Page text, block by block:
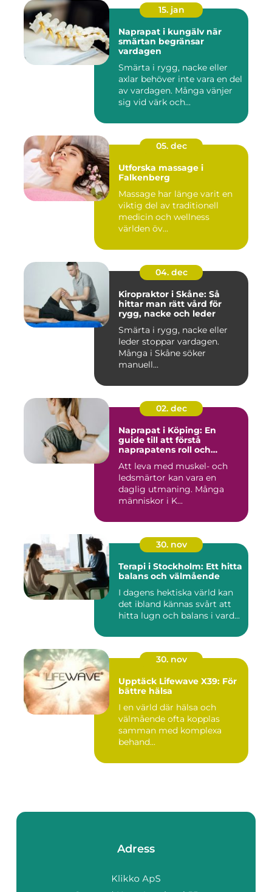
15. jan
Naprapat i kungälv när
smärtan begränsar
vardagen
Smärta i rygg, nacke eller
axlar behöver inte vara en del
av vardagen. Många vänjer
sig vid värk och...
05. dec
Utforska massage i
Falkenberg
Massage har länge varit en
viktig del av traditionell
medicin och wellness
världen öv...
04. dec
Kiropraktor i Skåne: Så
hittar man rätt vård för
rygg, nacke och leder
Smärta i rygg, nacke eller
leder stoppar vardagen.
Många i Skåne söker
manuell...
02. dec
Naprapat i Köping: En
guide till att förstå
naprapatens roll och
Att leva med muskel- och
ledsmärtor kan vara en
daglig utmaning. Många
människor i K...
30. nov
Terapi i Stockholm: Ett hitta
balans och välmående
I dagens hektiska värld kan
det ibland kännas svårt att
hitta lugn och balans i vard...
30. nov
Upptäck Lifewave X39: För
bättre hälsa
I en värld där hälsa och
välmående ofta kopplas
samman med komplexa
behand...
Adress